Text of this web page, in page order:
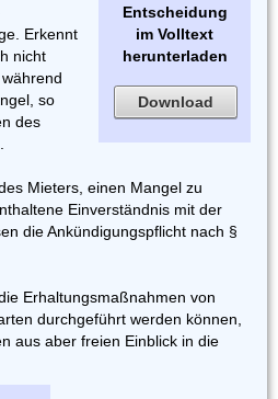
Entscheidung
im Volltext
herunterladen
Download
Erkennt
nicht
so
des
Mieters, einen Mangel zu
Einverständnis mit der
die Ankündigungspflicht nach §
Erhaltungsmaßnahmen von
durchgeführt werden können,
aus aber freien Einblick in die